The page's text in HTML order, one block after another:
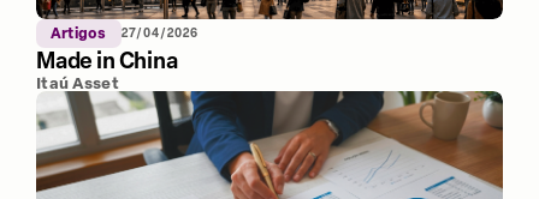
Artigos 27/04/2026
Made in China
Itaú Asset